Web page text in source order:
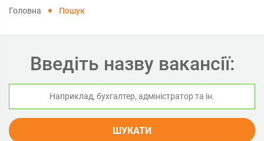
Головна Пошук
Введіть назву вакансії:
ШУКАТИ